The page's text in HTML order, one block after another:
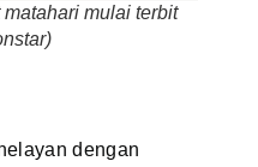
mulai terbit
dengan